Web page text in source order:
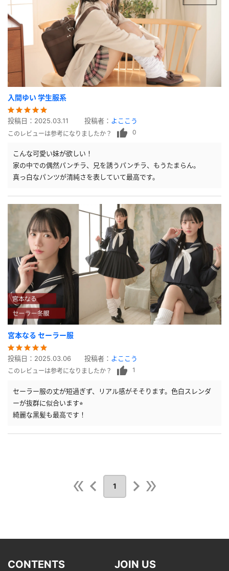
入間ゆい 学生服系
投稿日： 2025.03.11 投稿者： よここう
このレビューは参考になりましたか？ 0
こんな可愛い妹が欲しい！
家の中での偶然パンチラ、兄を誘うパンチラ、もうたまらん。
真っ白なパンツが清純さを表していて最高です。
宮本なる セーラー服
投稿日： 2025.03.06 投稿者： よここう
このレビューは参考になりましたか？ 1
セーラー服の丈が短過ぎず、リアル感がそそります。色白スレンダ
ーが抜群に似合います⭐︎
綺麗な黒髪も最高です！
1
CONTENTS JOIN US